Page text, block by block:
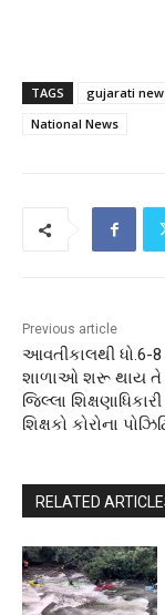
TAGS gujarati
National News
Previous article
આવતીકાલથી ધો.6-8
શાળાઓ શરૂ થાય તે
જિલ્લા
શિક્ષકો કોરોના
RELATED